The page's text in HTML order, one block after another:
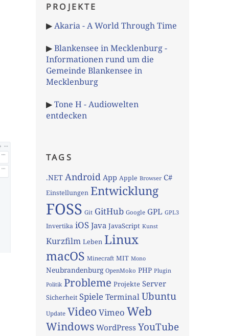
PROJEKTE
▶Akaria - A World Through Time
▶Blankensee in Mecklenburg -
Informationen rund um die
Gemeinde Blankensee in
Mecklenburg
▶Tone H - Audiowelten
entdecken
TAGS
.NET Android App Apple Browser C#
Einstellungen Entwicklung
FOSS Git GitHub Google GPL GPL3
Invertika iOS Java JavaScript Kunst
Kurzfilm Leben Linux
macOS Minecraft MIT Mono
Neubrandenburg OpenMoko PHP Plugin
Politik Probleme Projekte Server
Sicherheit Spiele TerminalUbuntu
Update VideoVimeo Web
Windows WordPress YouTube